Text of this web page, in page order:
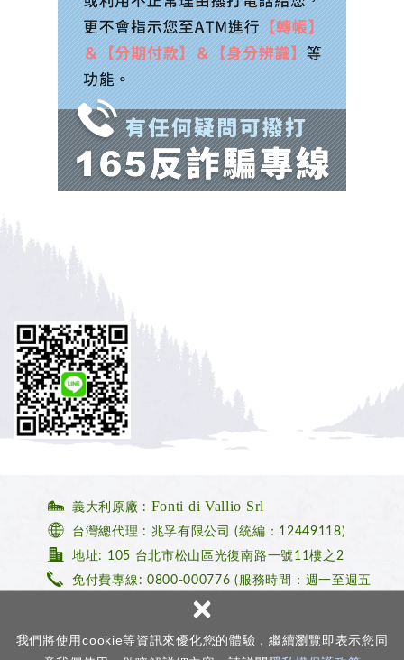
我們將使用cookie等資訊來優化您的體驗，繼續瀏覽即表示您同
×
義大利原廠 : Fonti di Vallio Srl
台灣總代理 : 兆孚有限公司 (統編：12449118)
地址: 105 台北市松山區光復南路一號11樓之2
免付費專線: 0800-000776(服務時間：週一至週五